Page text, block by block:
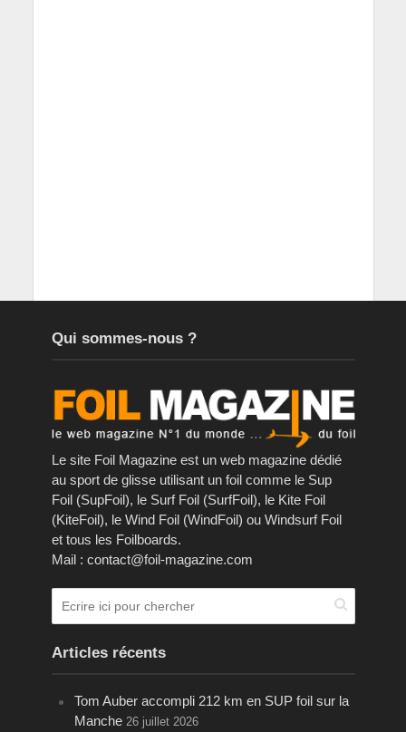
Qui sommes-nous ?
Le site Foil Magazine est un web magazine dédié
au sport de glisse utilisant un foil comme le Sup
Foil (SupFoil), le Surf Foil (SurfFoil), le Kite Foil
(KiteFoil), le Wind Foil (WindFoil) ou Windsurf Foil
et tous les Foilboards.
Mail : contact@foil-magazine.com
Articles récents
Tom Auber accompli 212 km en SUP foil sur la
Manche 26 juillet 2026